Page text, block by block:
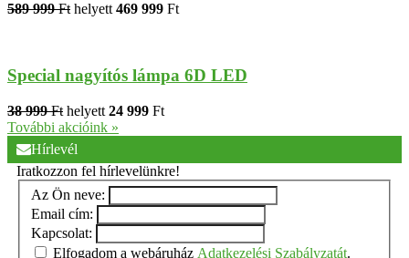
589 999 Ft helyett 469 999 Ft
Special nagyítós lámpa 6D LED
38 999 Ft helyett 24 999 Ft
További akcióink »
Hírlevél
Iratkozzon fel hírlevelünkre!
Az Ön neve:
Email cím:
Kapcsolat:
Elfogadom a webáruház Adatkezelési Szabályzatát.